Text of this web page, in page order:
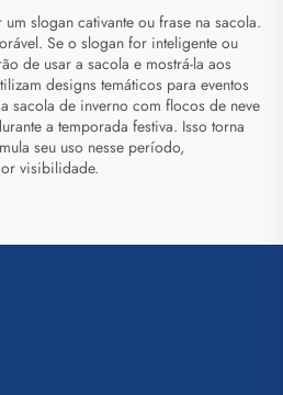
slogan cativante ou frase na sacola.
Se o slogan for inteligente ou
de usar a sacola e mostrá-la aos
designs temáticos para eventos
sacola de inverno com flocos de neve
a temporada festiva. Isso torna
seu uso nesse período,
visibilidade.